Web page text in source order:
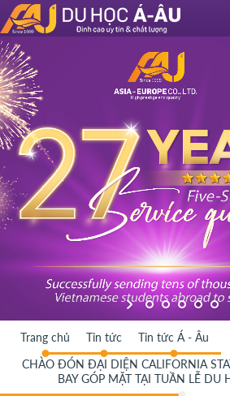
Trang chủ Tin tức Tin tức Á - Âu
CHÀO ĐÓN ĐẠI DIỆN CALIFORNIA
BAY GÓP MẶT TẠI TUẦN LỄ DU